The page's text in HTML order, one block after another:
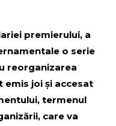
premierului, a
o serie
reorganizarea
joi și accesat
termenul
care va